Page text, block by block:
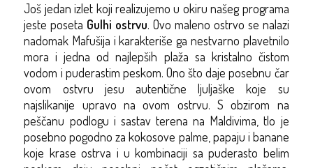
Još jedan izlet koji realizujemo u okiru našeg programa
jeste poseta Gulhi ostrvu. Ovo maleno ostrvo se nalazi
nadomak Mafušija i karakteriše ga nestvarno plavetnilo
mora i jedna od najlepših plaža sa kristalno čistom
vodom i puderastim peskom. Ono što daje posebnu čar
ovom ostvru jesu autentične ljuljaške koje su
najslikanije upravo na ovom ostrvu. S obzirom na
peščanu podlogu i sastav terena na Maldivima, tlo je
posebno pogodno za kokosove palme, papaju i banane
koje krase ostrva i u kombinaciji sa puderasto belim